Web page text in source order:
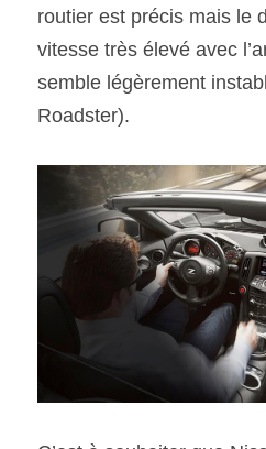
routier est précis mais le
vitesse très élevé avec
semble légèrement
Roadster).